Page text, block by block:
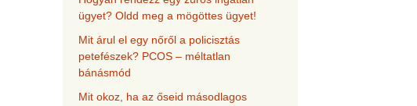
ügyet? Oldd meg a mögöttes ügyet!
Mit árul el egy nőről a policisztás
petefészek? PCOS – méltatlan
bánásmód
Mit okoz, ha az őseid másodlagos